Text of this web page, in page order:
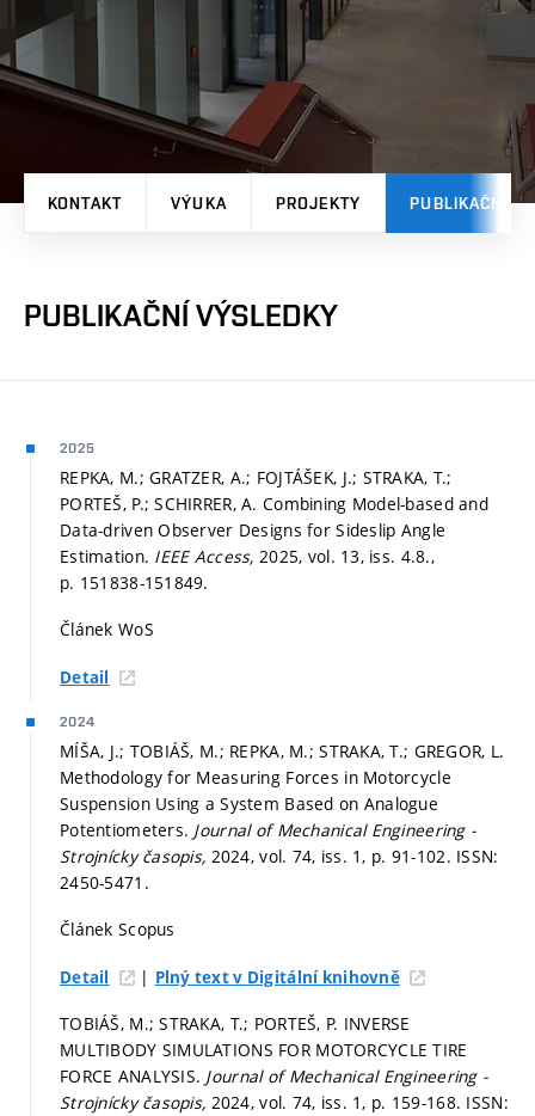
KONTAKT VÝUKA PROJEKTY PUBLIKAČNÍ
PUBLIKAČNÍ VÝSLEDKY
2025
REPKA, M.; GRATZER, A.; FOJTÁŠEK, J.; STRAKA, T.;
PORTEŠ, P.; SCHIRRER, A. Combining Model-based and
Data-driven Observer Designs for Sideslip Angle
Estimation. IEEE Access, 2025, vol. 13, iss. 4.8.,
p. 151838-151849.
Článek WoS
Detail
2024
MÍŠA, J.; TOBIÁŠ, M.; REPKA, M.; STRAKA, T.; GREGOR, L.
Methodology for Measuring Forces in Motorcycle
Suspension Using a System Based on Analogue
Potentiometers. Journal of Mechanical Engineering -
Strojnícky časopis, 2024, vol. 74, iss. 1, p. 91-102. ISSN:
2450-5471.
Článek Scopus
Detail | Plný text v Digitální knihovně
TOBIÁŠ, M.; STRAKA, T.; PORTEŠ, P. INVERSE
MULTIBODY SIMULATIONS FOR MOTORCYCLE TIRE
FORCE ANALYSIS. Journal of Mechanical Engineering -
Strojnícky časopis, 2024, vol. 74, iss. 1, p. 159-168. ISSN: